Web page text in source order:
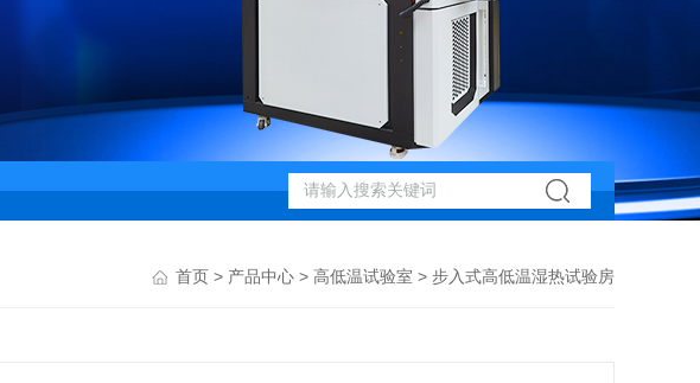
首页 > 产品中心 > 高低温试验室 > 步入式高低温湿热试验房